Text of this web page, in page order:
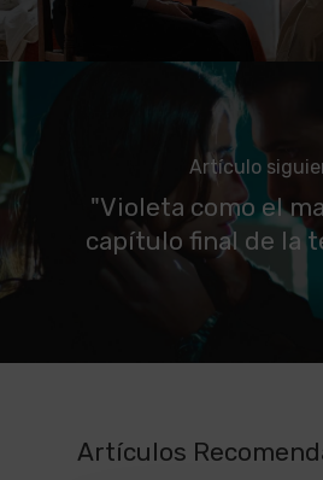
Artículo
"Violeta como el
capítulo final de la
Artículos